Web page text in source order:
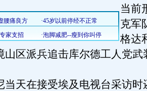
当前
克军
格达
山区派兵追击库尔德工人党武
天在接受埃及电视台采访时